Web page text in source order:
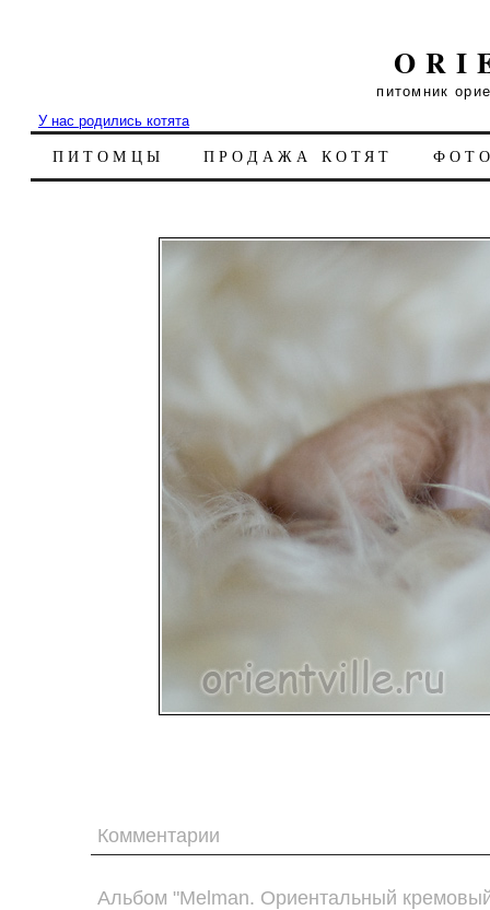
питомник
У нас родились котята
ПИТОМЦЫ ПРОДАЖА КОТЯТ
Комментарии
Альбом "Melman. Ориентальный